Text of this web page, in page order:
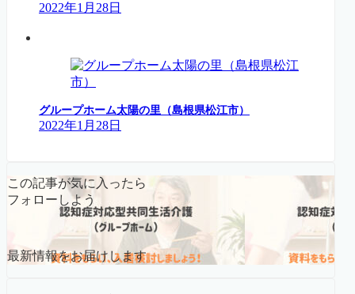
2022年1月28日
グループホーム太陽の里（島根県松江市）
2022年1月28日
この記事が気に入ったら
フォローしよう
最新情報をお届けします